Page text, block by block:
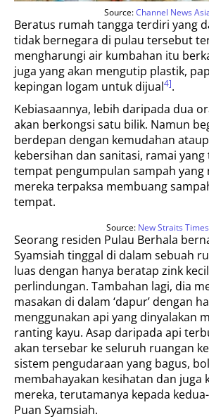
Source:Channel News
Beratus rumah tangga terdiri yang
tidak bernegara di pulau tersebut
mengharungi air kumbahan itu
juga yang akan mengutip plastik,
kepingan logam untuk dijual4].
Kebiasaannya, lebih daripada dua
akan berkongsi satu bilik. Namun
berdepan dengan kemudahan
kebersihan dan sanitasi, ramai
tempat pengumpulan sampah yang
mereka terpaksa membuang
tempat.
Source: New Straits Times
Seorang residen Pulau Berhala
Syamsiah tinggal di dalam sebuah
luas dengan hanya beratap zink
perlindungan. Tambahan lagi, dia
masakan di dalam ‘dapur’ dengan
menggunakan api yang dinyalakan
ranting kayu. Asap daripada api
akan tersebar ke seluruh ruangan
sistem pengudaraan yang bagus,
membahayakan kesihatan dan juga
mereka, terutamanya kepada
Puan Syamsiah.